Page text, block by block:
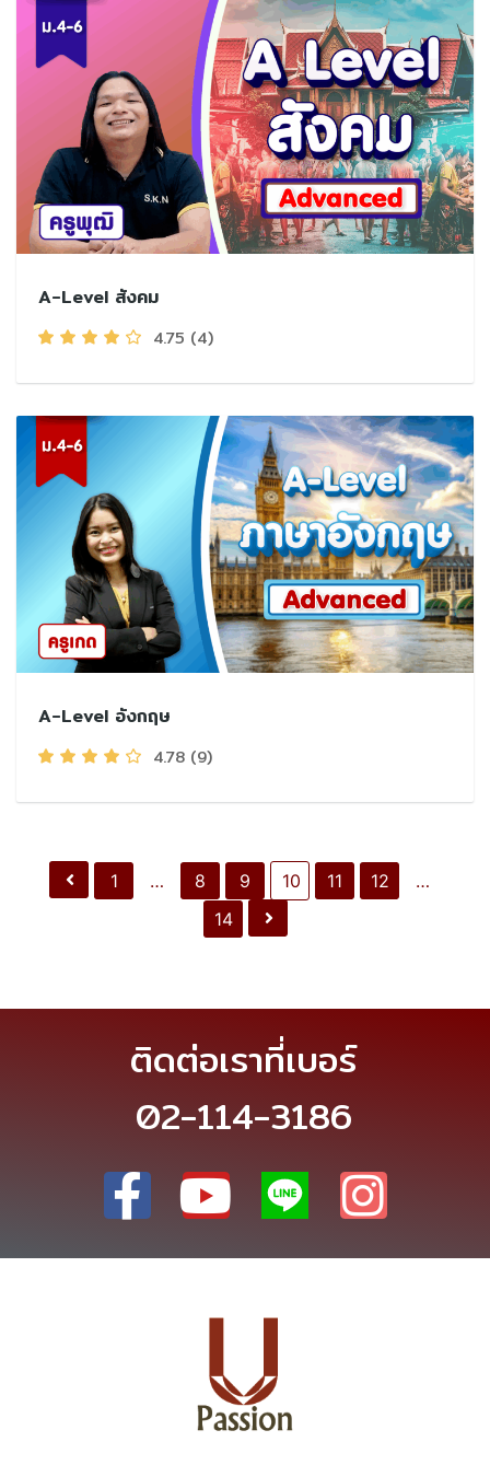
A-Level สังคม
4.75 (4)
A-Level อังกฤษ
4.78 (9)
1 … 8 9 10 11 12
…
14
ติดต่อเราที่เบอร์
02-114-3186